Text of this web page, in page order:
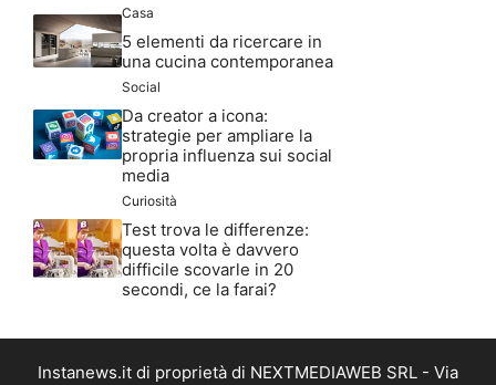
Casa
5 elementi da ricercare in
una cucina contemporanea
Social
Da creator a icona:
strategie per ampliare la
propria influenza sui social
media
Curiosità
Test trova le differenze:
questa volta è davvero
difficile scovarle in 20
secondi, ce la farai?
Instanews.it di proprietà di NEXTMEDIAWEB SRL - Via